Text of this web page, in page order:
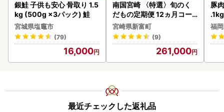
銀鮭 子供も安心 骨取り 1.5
kg (500g ×3パック) 鮭
宮城県塩竈市
(79)
16,000
南国宮崎 〈特選〉旬のく
だもの定期便 12ヵ月コー
ス【F84-25】
宮崎県新富町
(9)
261,000
豚
福
最近チェックした返礼品